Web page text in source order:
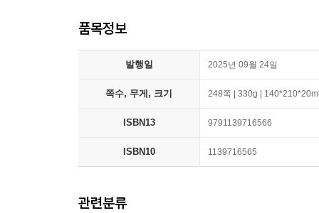
품목정보
발행일 2025년 09월 24일
쪽수, 무게, 크기 248쪽 | 330g |
ISBN13 9791139716566
ISBN10 1139716565
관련분류